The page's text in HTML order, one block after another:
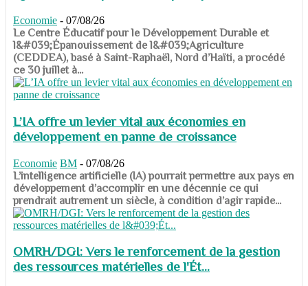
Economie - 07/08/26
​​​​​​​Le Centre Éducatif pour le Développement Durable et
l&#039;Épanouissement de l&#039;Agriculture
(CEDDEA), basé à Saint-Raphaël, Nord d’Haïti, a procédé
ce 30 juillet à...
L’IA offre un levier vital aux économies en
développement en panne de croissance
Economie BM - 07/08/26
​​​​​​​L’intelligence artificielle (IA) pourrait permettre aux pays en
développement d’accomplir en une décennie ce qui
prendrait autrement un siècle, à condition d’agir rapide...
OMRH/DGI: Vers le renforcement de la gestion
des ressources matérielles de l'Ét...